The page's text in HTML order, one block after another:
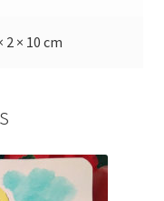
2 × 10 cm